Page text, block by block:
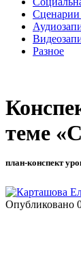
Сценарии
Разное
теме
план-конспект
Опубликовано